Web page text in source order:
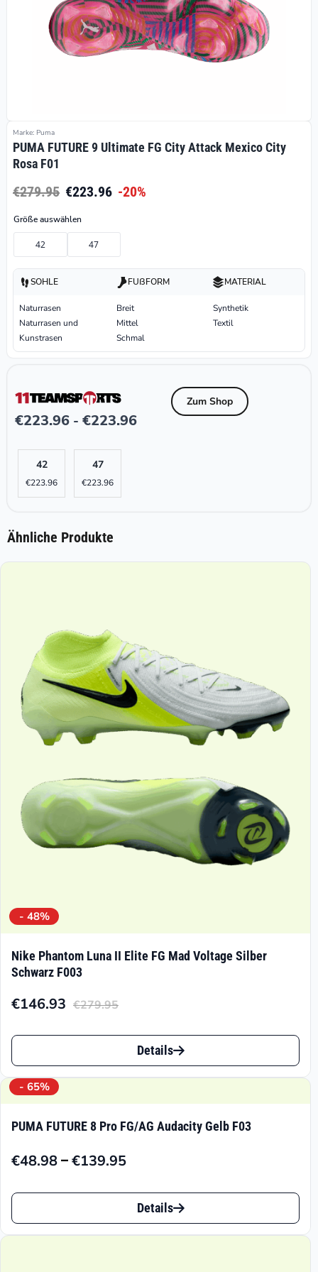
Marke: Puma
PUMA FUTURE 9 Ultimate FG City Attack Mexico City
Rosa F01
€279.95 €223.96 -20%
Größe auswählen
42 47
SOHLE
Naturrasen
Naturrasen und
Kunstrasen
FUßFORM
Breit
Mittel
Schmal
MATERIAL
Synthetik
Textil
€223.96 - €223.96
Zum Shop
42
€223.96
47
€223.96
Ähnliche Produkte
- 48%
Nike Phantom Luna II Elite FG Mad Voltage Silber
Schwarz F003
€279.95
Ursprünglicher
Preis
€279.95
€146.93
Aktueller
Preis
€146.93.
Dieses
Produkt
weist
auf.
Die
Optionen
können
Details
- 65%
PUMA FUTURE 8 Pro FG/AG Audacity Gelb F03
€48.98–€139.95
Preisspanne:
€139.95
Dieses
Produkt
Details